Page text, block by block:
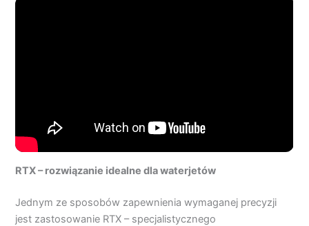
RTX – rozwiązanie idealne dla waterjetów
Jednym ze sposobów zapewnienia wymaganej precyzji
jest zastosowanie RTX – specjalistycznego